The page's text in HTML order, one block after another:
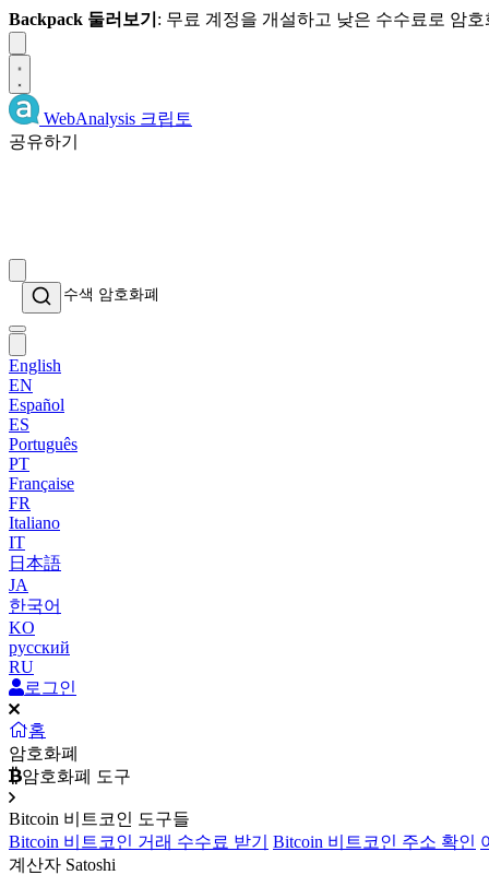
Backpack 둘러보기 : 무료 계정을 개설하고 낮은 수수료로 암
WebAnalysis 크립토
공유하기
English
EN
Español
ES
Português
PT
Française
FR
Italiano
IT
日本語
JA
한국어
KO
русский
RU
로그인
홈
암호화폐
암호화폐 도구
Bitcoin 비트코인 도구들
Bitcoin 비트코인 거래 수수료 받기
Bitcoin 비트코인 주소 확인
계산자 Satoshi